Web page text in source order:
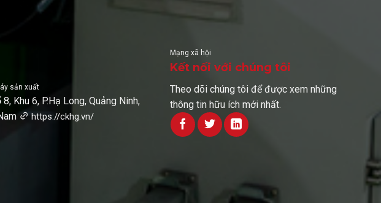
sản xuất
8, Khu 6, P.Hạ Long, Quảng Ninh,
https://ckhg.vn/
Mạng xã hội
Kết nối với chúng tôi
Theo dõi chúng tôi để được xem những
thông tin hữu ích mới nhất.